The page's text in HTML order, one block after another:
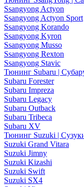
Ssangyong Actyon
Ssangyong Actyon Sport
Ssangyong Korando
Ssangyong Kyron
Ssangyong Musso
Ssangyong Rexton
Ssangyong Stavic
Тюнинг Subaru |
Subaru Forester
Subaru Impreza
Subaru Legacy
Subaru Outback
Subaru Tribeca
Subaru XV
Тюнинг Suzuki |
Suzuki Grand Vitara
Suzuki Jimny
Suzuki Kizashi
Suzuki Swift
Suzuki SX4